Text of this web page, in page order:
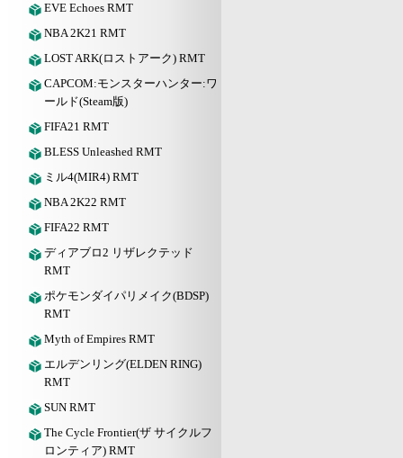
EVE Echoes RMT
NBA 2K21 RMT
LOST ARK(ロストアーク) RMT
CAPCOM:モンスターハンター:ワ
ールド(Steam版)
FIFA21 RMT
BLESS Unleashed RMT
ミル4(MIR4) RMT
NBA 2K22 RMT
FIFA22 RMT
ディアブロ2 リザレクテッド
RMT
ポケモンダイパリメイク(BDSP)
RMT
Myth of Empires RMT
エルデンリング(ELDEN RING)
RMT
SUN RMT
The Cycle Frontier(ザ サイクルフ
ロンティア) RMT